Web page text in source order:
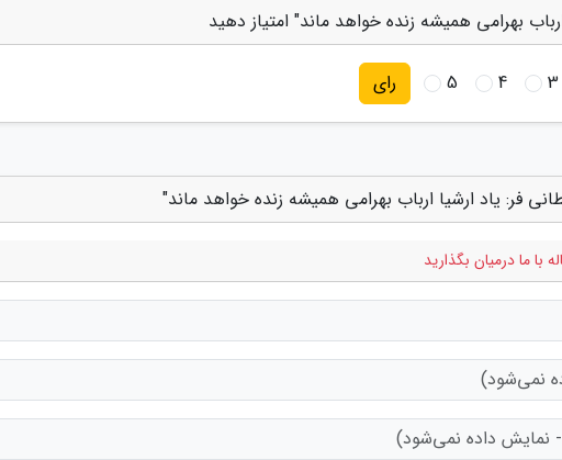
بهرامی همیشه زنده خواهد ماند" امتیاز دهید
3
4
5 رای
فر: یاد ارشیا ارباب بهرامی همیشه زنده خواهد ماند"
با ما درمیان بگذارید